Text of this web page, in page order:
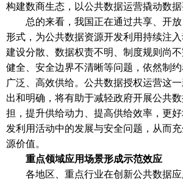
构建数商生态，以公共数据运营撬动数据
总的来看，我国正在通过共享、开放
形式，为公共数据资源开发利用持续注
建设分散、数据权责不明、制度规则尚
健全、安全边界不清晰等问题，依然制
广泛、高效供给。公共数据授权运营这
出和明确，将有助于减轻政府开展公共
担，提升供给动力、提高供给效率，更
发利用活动中的发展与安全问题，从而
源价值。
重点领域应用场景形成示范效应
各地区、重点行业在创新公共数据应